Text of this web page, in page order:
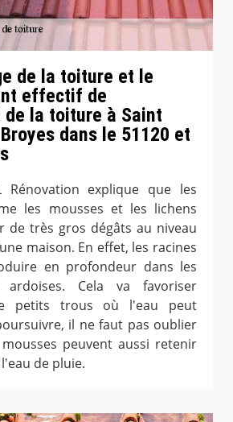
de la toiture et le
effectif de
la toiture à Saint
dans le 51120 et
Rénovation explique que les
les mousses et les lichens
de très gros dégâts au niveau
maison. En effet, les racines
en profondeur dans les
Cela va favoriser
petits trous où l'eau peut
il ne faut pas oublier
peuvent aussi retenir
de pluie.